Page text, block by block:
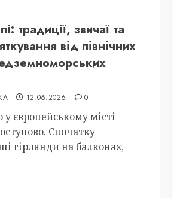
традиції, звичаї та
від північних
12.06.2026 0
європейському місті
Спочатку
гірлянди на балконах,